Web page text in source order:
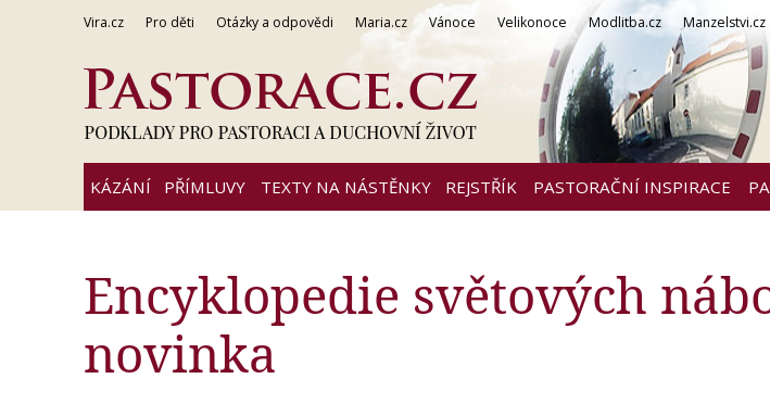
Vira.cz Pro děti Otázky a odpovědi Maria.cz Vánoce Velikonoce Modlitba.cz Manzelstvi.cz
KÁZÁNÍ PŘÍMLUVY TEXTY NA NÁSTĚNKY REJSTŘÍK PASTORAČNÍ INSPIRACE
Encyklopedie světových
novinka